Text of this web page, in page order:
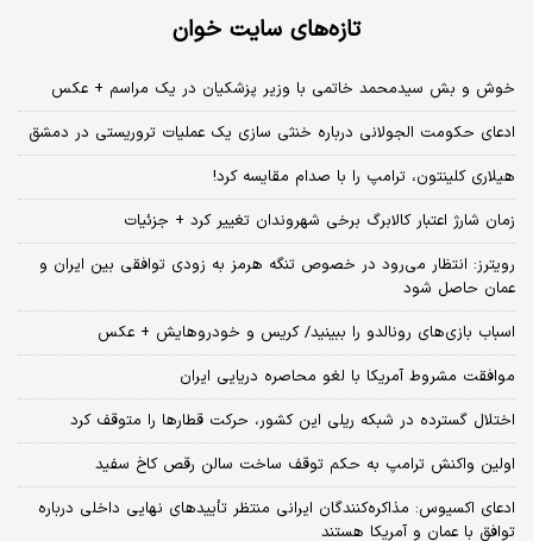
تازه‌های سایت خوان
خوش و بش سیدمحمد خاتمی با وزیر پزشکیان در یک مراسم + عکس
ادعای حکومت الجولانی درباره خنثی سازی یک عملیات تروریستی در دمشق
هیلاری کلینتون، ترامپ را با صدام مقایسه کرد!
زمان شارژ اعتبار کالابرگ برخی شهروندان تغییر کرد + جزئیات
رویترز: انتظار می‌رود در خصوص تنگه هرمز به زودی توافقی بین ایران و
عمان حاصل شود
اسباب‌ بازی‌های رونالدو را ببینید/ کریس و خودروهایش + عکس
موافقت مشروط آمریکا با لغو محاصره دریایی ایران
اختلال گسترده در شبکه ریلی این کشور، حرکت قطارها را متوقف کرد
اولین واکنش ترامپ به حکم توقف ساخت سالن رقص کاخ سفید
ادعای اکسیوس: مذاکره‌کنندگان ایرانی منتظر تأییدهای نهایی داخلی درباره
توافق با عمان و آمریکا هستند